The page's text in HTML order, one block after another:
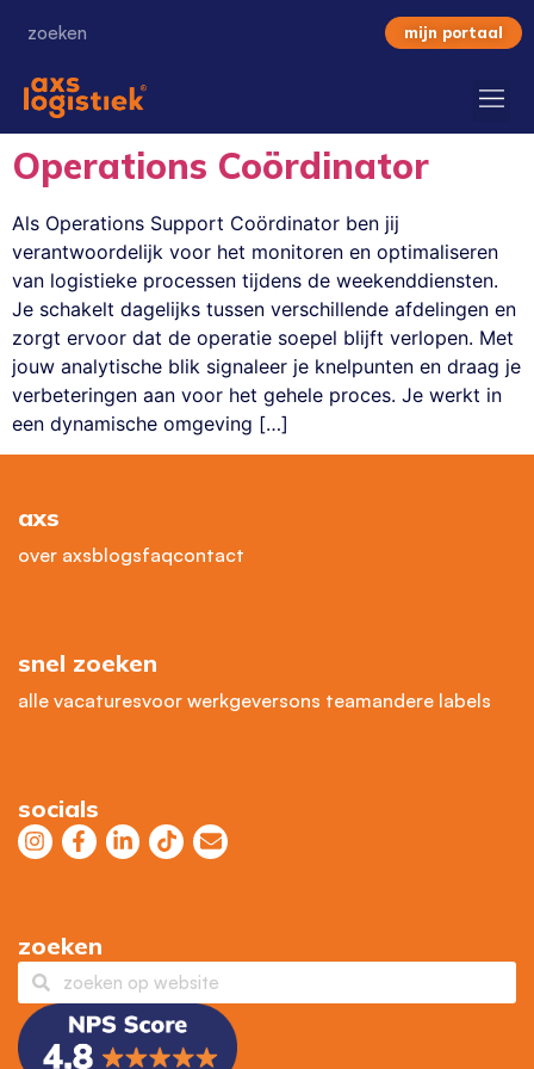
mijn portaal
Operations Coördinator
Als Operations Support Coördinator ben jij
verantwoordelijk voor het monitoren en optimaliseren
van logistieke processen tijdens de weekenddiensten.
Je schakelt dagelijks tussen verschillende afdelingen en
zorgt ervoor dat de operatie soepel blijft verlopen. Met
jouw analytische blik signaleer je knelpunten en draag je
verbeteringen aan voor het gehele proces. Je werkt in
een dynamische omgeving […]
axs
over axsblogsfaqcontact
snel zoeken
alle vacaturesvoor werkgeversons teamandere labels
socials
zoeken